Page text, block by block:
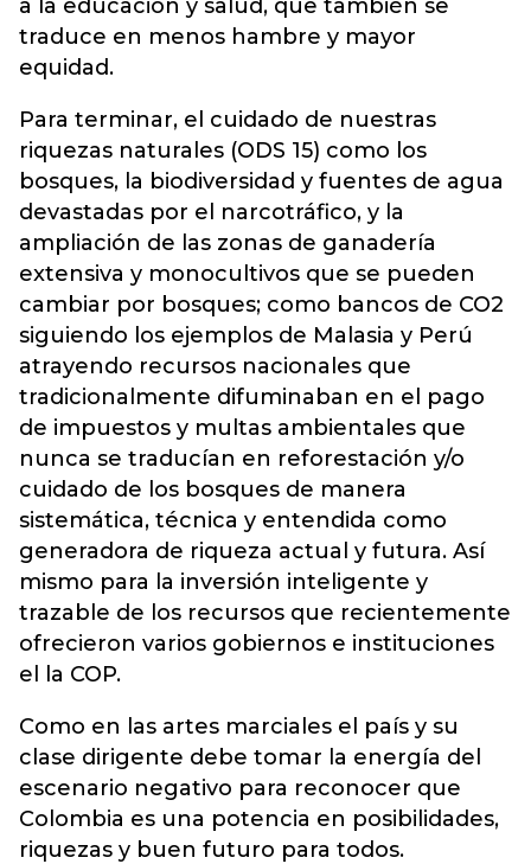
a la educación y salud, que también se
traduce en menos hambre y mayor
equidad.
Para terminar, el cuidado de nuestras
riquezas naturales (ODS 15) como los
bosques, la biodiversidad y fuentes de agua
devastadas por el narcotráfico, y la
ampliación de las zonas de ganadería
extensiva y monocultivos que se pueden
cambiar por bosques; como bancos de CO2
siguiendo los ejemplos de Malasia y Perú
atrayendo recursos nacionales que
tradicionalmente difuminaban en el pago
de impuestos y multas ambientales que
nunca se traducían en reforestación y/o
cuidado de los bosques de manera
sistemática, técnica y entendida como
generadora de riqueza actual y futura. Así
mismo para la inversión inteligente y
trazable de los recursos que recientemente
ofrecieron varios gobiernos e instituciones
el la COP.
Como en las artes marciales el país y su
clase dirigente debe tomar la energía del
escenario negativo para reconocer que
Colombia es una potencia en posibilidades,
riquezas y buen futuro para todos.